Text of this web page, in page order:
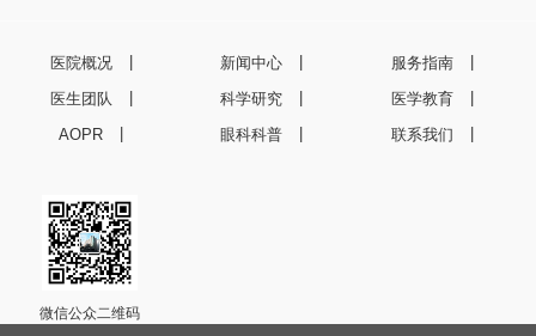
医院概况 新闻中心 服务指南
医生团队 科学研究 医学教育
AOPR 眼科科普 联系我们
微信公众二维码